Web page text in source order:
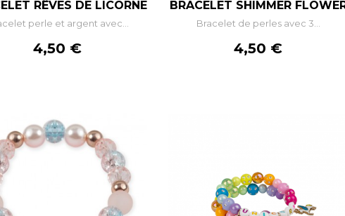
RÊVES DE LICORNE
perle et argent avec...
Prix
4,50 €
BRACELET SHIMMER
Bracelet de perles avec 3...
Prix
4,50 €